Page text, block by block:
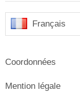
Français
Coordonnées
Mention légale